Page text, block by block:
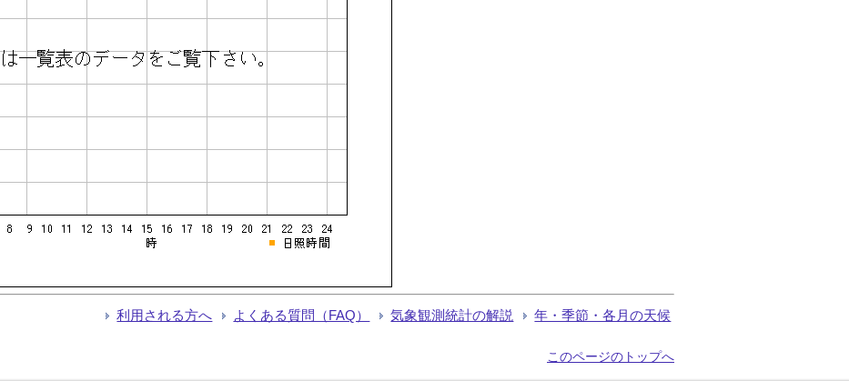
利用される方へ よくある質問（FAQ） 気象観測統計の解説 年・季節・各月の天候
このページのトップへ